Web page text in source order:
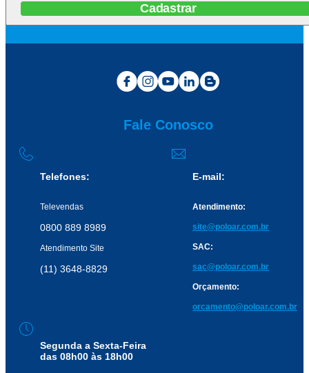
Cadastrar
Fale Conosco
Telefones:
Televendas
0800 889 8989
Atendimento Site
(11) 3648-8829
E-mail:
Atendimento:
site@poloar.com.br
SAC:
sac@poloar.com.br
Orçamento:
orcamento@poloar.com.br
Segunda a Sexta-Feira
das 08h00 às 18h00